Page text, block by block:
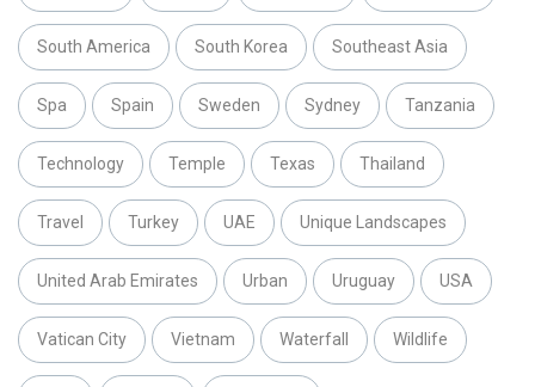
South America South Korea Southeast Asia
Spa Spain Sweden Sydney Tanzania
Technology Temple Texas Thailand
Travel Turkey UAE Unique Landscapes
United Arab Emirates Urban Uruguay USA
Vatican City Vietnam Waterfall Wildlife